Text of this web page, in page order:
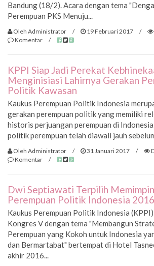
Bandung (18/2). Acara dengan tema
Perempuan PKS Menuju...
Oleh Administrator / 19 Februari 2017 /
Komentar
/
KPPI Siap Jadi Perekat
Menginisiasi Lahirnya Gerakan
Politik Kawasan
Kaukus Perempuan Politik Indonesia
gerakan perempuan politik yang memiliki
historis perjuangan perempuan di
politik perempuan telah diawali jauh
Oleh Administrator / 31 Januari 2017 /
Komentar
/
Dwi Septiawati Terpilih
Perempuan Politik Indonesia
Kaukus Perempuan Politik Indonesia
Kongres V dengan tema "Membangun
Perempuan yang Kokoh untuk Indonesia
dan Bermartabat" bertempat di Hotel
akhir 2016...